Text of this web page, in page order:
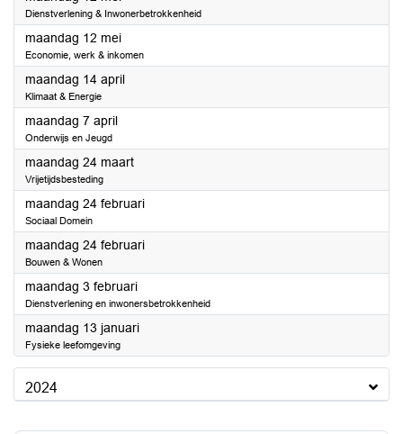
Dienstverlening & Inwonerbetrokkenheid
maandag 12 mei2025
Economie, werk & inkomen
maandag 14 april2025
Klimaat & Energie
maandag 7 april2025
Onderwijs en Jeugd
maandag 24 maart2025
Vrijetijdsbesteding
maandag 24 februari2025
Sociaal Domein
maandag 24 februari2025
Bouwen & Wonen
maandag 3 februari2025
Dienstverlening en inwonersbetrokkenheid
maandag 13 januari2025
Fysieke leefomgeving
2024